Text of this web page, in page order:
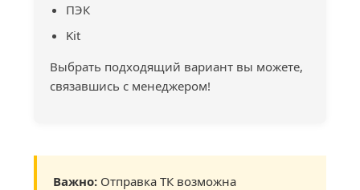
ПЭК
Kit
Выбрать подходящий вариант вы можете,
связавшись с менеджером!
Важно: Отправка ТК возможна